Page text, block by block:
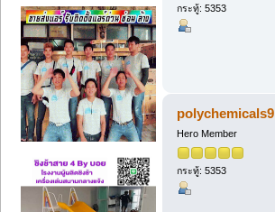
กระทู้: 5353
polychemicals9
Hero Member
กระทู้: 5353